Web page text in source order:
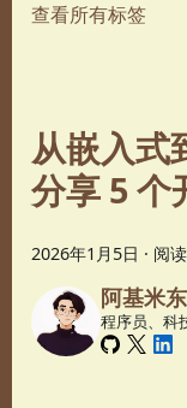
查看所有标签
从嵌入式
分享 5 个
2026年1月5日 · 阅
阿基米东
程序员、科